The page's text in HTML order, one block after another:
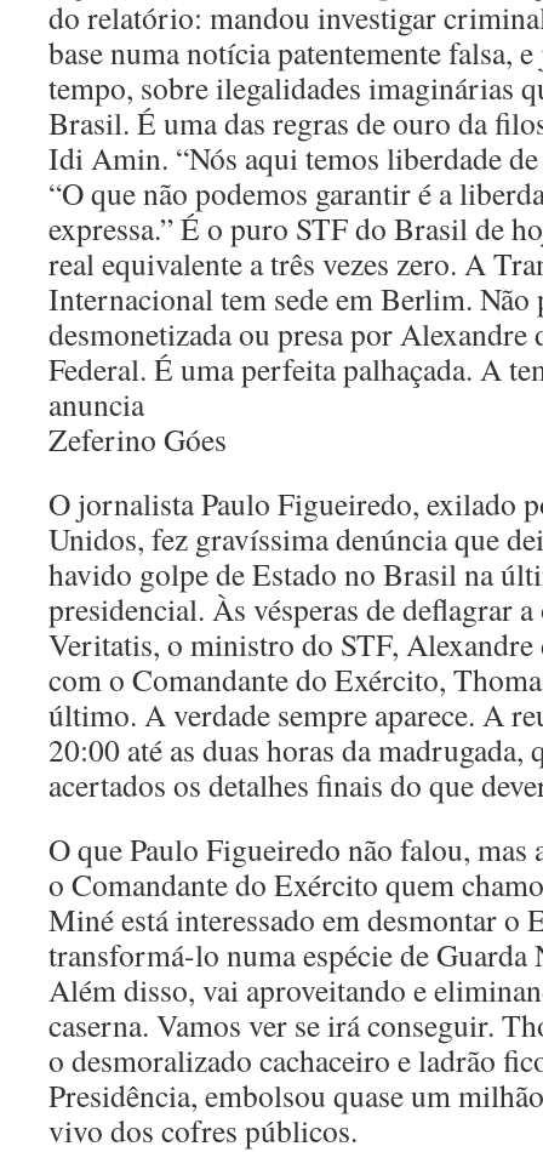
do relatório: mandou investigar
base numa notícia patentemente falsa,
tempo, sobre ilegalidades imaginárias
Brasil. É uma das regras de ouro da
Idi Amin. “Nós aqui temos liberdade
“O que não podemos garantir é a
expressa.” É o puro STF do Brasil de
real equivalente a três vezes zero. A
Internacional tem sede em Berlim. Não
desmonetizada ou presa por Alexandre
Federal. É uma perfeita palhaçada. A
anuncia
Zeferino Góes
O jornalista Paulo Figueiredo, exilado
Unidos, fez gravíssima denúncia que
havido golpe de Estado no Brasil na
presidencial. Às vésperas de deflagrar
Veritatis, o ministro do STF, Alexandre
com o Comandante do Exército,
último. A verdade sempre aparece. A
20:00 até as duas horas da madrugada,
acertados os detalhes finais do que
O que Paulo Figueiredo não falou, mas
o Comandante do Exército quem
Miné está interessado em desmontar o
transformá-lo numa espécie de Guarda
Além disso, vai aproveitando e
caserna. Vamos ver se irá conseguir.
o desmoralizado cachaceiro e ladrão
Presidência, embolsou quase um
vivo dos cofres públicos.